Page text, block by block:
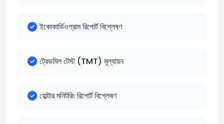
ইকোকার্ডিওগ্রাম রিপোর্ট বিশ্লেষণ
ট্রেডমিল টেস্ট (TMT) মূল্যায়ন
হোল্টার মনিটরিং রিপোর্ট বিশ্লেষণ